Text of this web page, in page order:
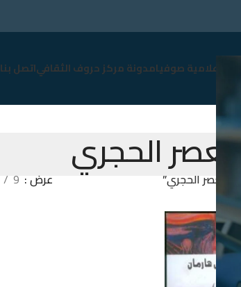
إعلامية صوفيامدونة مركز حروف الثقافياتصل بنا
العصر الحجري عرض 9